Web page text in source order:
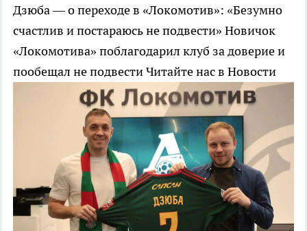
Дзюба — о переходе в «Локомотив»: «Безумно
счастлив и постараюсь не подвести» Новичок
«Локомотива» поблагодарил клуб за доверие и
пообещал не подвестиЧитайте нас в Новости